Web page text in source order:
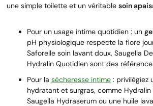
une simple toilette et un véritable soin
Pour un usage intime quotidien : un
pH physiologique respecte la flore
Saforelle soin lavant doux, Saugella
Hydralin Quotidien sont des
Pour la sécheresse intime : privilégiez
hydratant et surgras, comme Hydralin
Saugella Hydraserum ou une huile